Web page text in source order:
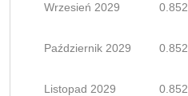
Wrzesień 2029
Październik 2029
Listopad 2029